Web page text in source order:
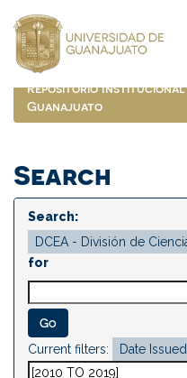
navigation
Repositorio Institucional
Guanajuato
Search
Search:
for
Current filters: